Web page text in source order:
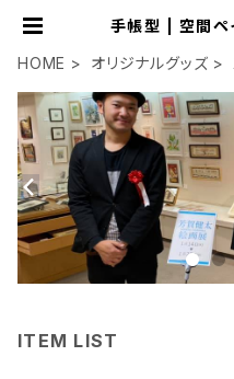
手帳型 | 空間ペ
HOME
オリジナルグッズ
ITEM LIST